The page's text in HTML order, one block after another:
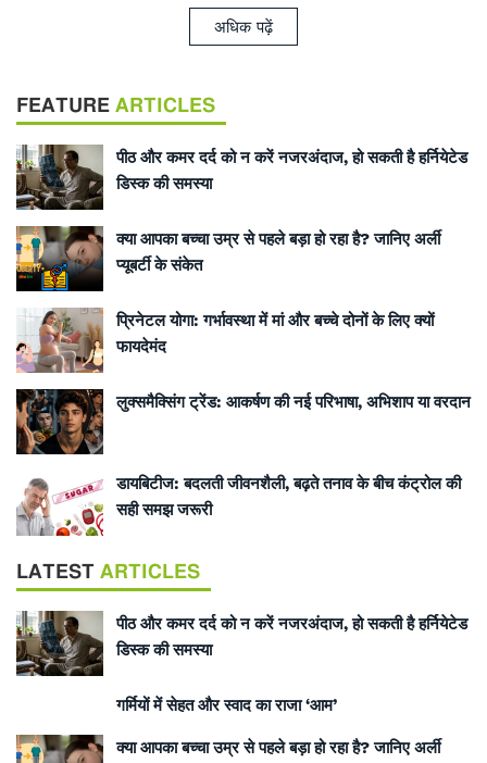
अधिक पढ़ें
FEATURE ARTICLES
पीठ और कमर दर्द को न करें नजरअंदाज, हो सकती है हर्नियेटेड
डिस्क की समस्या
क्या आपका बच्चा उम्र से पहले बड़ा हो रहा है? जानिए अर्ली
प्यूबर्टी के संकेत
प्रिनेटल योगा: गर्भावस्था में मां और बच्चे दोनों के लिए क्यों
फायदेमंद
लुक्समैक्सिंग ट्रेंड: आकर्षण की नई परिभाषा, अभिशाप या वरदान
डायबिटीज: बदलती जीवनशैली, बढ़ते तनाव के बीच कंट्रोल की
सही समझ जरूरी
LATEST ARTICLES
पीठ और कमर दर्द को न करें नजरअंदाज, हो सकती है हर्नियेटेड
डिस्क की समस्या
गर्मियों में सेहत और स्वाद का राजा ‘आम’
क्या आपका बच्चा उम्र से पहले बड़ा हो रहा है? जानिए अर्ली